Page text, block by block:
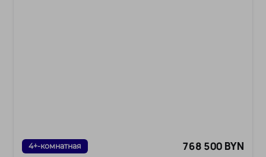
4+-комнатная 768 500 BYN